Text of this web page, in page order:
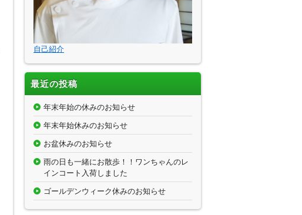
自己紹介
最近の投稿
年末年始の休みのお知らせ
年末年始休みのお知らせ
お盆休みのお知らせ
雨の日も一緒にお散歩！！ワンちゃんのレ
インコート入荷しました
ゴールデンウィーク休みのお知らせ